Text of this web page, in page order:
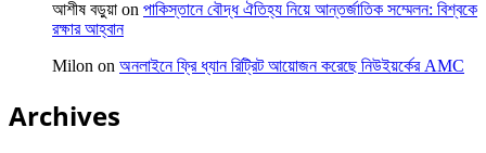
আশীষ বড়ুয়া on পাকিস্তানে বৌদ্ধ ঐতিহ্য নিয়ে আন্তর্জাতিক সম্মেলন: বিশ্বকে
রক্ষার আহ্বান
Milon on অনলাইনে ফ্রি ধ্যান রিট্রিট আয়োজন করেছে নিউইয়র্কের AMC
Archives